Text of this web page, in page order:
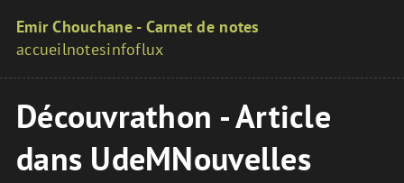
Emir Chouchane - Carnet de notes
Menu de navigation principal
accueilnotesinfoflux
Découvrathon - Article
dans UdeMNouvelles